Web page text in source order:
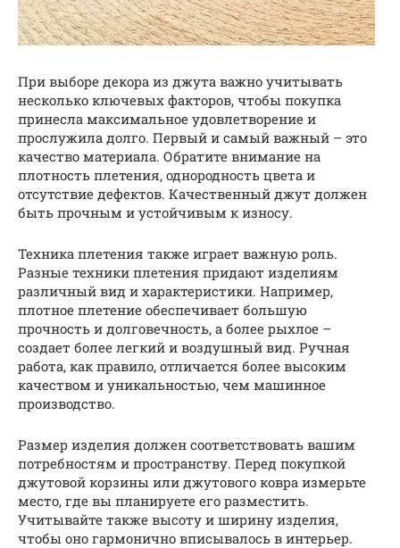
При выборе декора из джута важно учитывать
несколько ключевых факторов, чтобы покупка
принесла максимальное удовлетворение и
прослужила долго. Первый и самый важный – это
качество материала. Обратите внимание на
плотность плетения, однородность цвета и
отсутствие дефектов. Качественный джут должен
быть прочным и устойчивым к износу.
Техника плетения также играет важную роль.
Разные техники плетения придают изделиям
различный вид и характеристики. Например,
плотное плетение обеспечивает большую
прочность и долговечность, а более рыхлое –
создает более легкий и воздушный вид. Ручная
работа, как правило, отличается более высоким
качеством и уникальностью, чем машинное
производство.
Размер изделия должен соответствовать вашим
потребностям и пространству. Перед покупкой
джутовой корзины или джутового ковра измерьте
место, где вы планируете его разместить.
Учитывайте также высоту и ширину изделия,
чтобы оно гармонично вписывалось в интерьер.